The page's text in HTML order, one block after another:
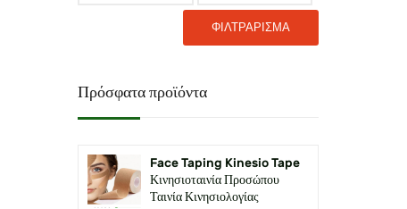
τιμή
ΦΙΛΤΡΆΡΙΣΜΑ
Πρόσφατα προϊόντα
Face Taping Kinesio Tape
Κινησιοταινία Προσώπου
Ταινία Κινησιολογίας